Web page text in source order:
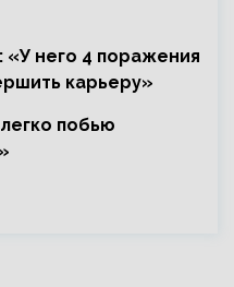
него 4 поражения
карьеру»
побью